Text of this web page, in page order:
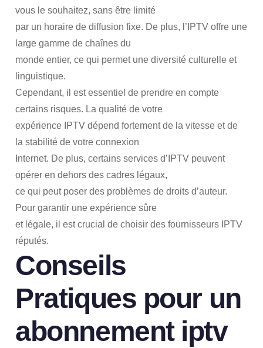
vous le souhaitez, sans être limité
par un horaire de diffusion fixe. De plus, l’IPTV offre une
large gamme de chaînes du
monde entier, ce qui permet une diversité culturelle et
linguistique.
Cependant, il est essentiel de prendre en compte
certains risques. La qualité de votre
expérience IPTV dépend fortement de la vitesse et de
la stabilité de votre connexion
Internet. De plus, certains services d’IPTV peuvent
opérer en dehors des cadres légaux,
ce qui peut poser des problèmes de droits d’auteur.
Pour garantir une expérience sûre
et légale, il est crucial de choisir des fournisseurs IPTV
réputés.
Conseils
Pratiques pour un
abonnement iptv